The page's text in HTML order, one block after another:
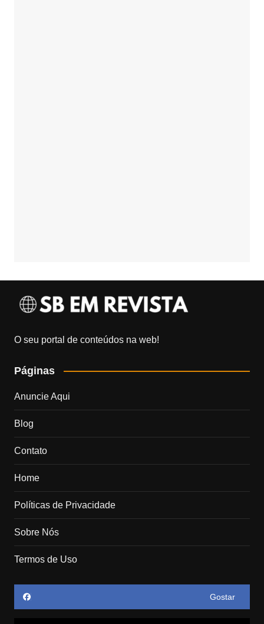
O seu portal de conteúdos na web!
Páginas
Anuncie Aqui
Blog
Contato
Home
Políticas de Privacidade
Sobre Nós
Termos de Uso
Gostar